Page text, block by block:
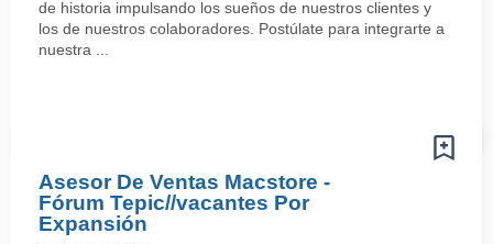
de historia impulsando los sueños de nuestros clientes y
los de nuestros colaboradores. Postúlate para integrarte a
nuestra ...
Asesor De Ventas Macstore -
Fórum Tepic//vacantes Por
Expansión